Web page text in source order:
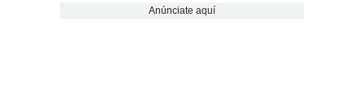
Anúnciate aquí